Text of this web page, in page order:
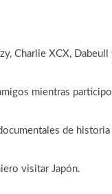
Charlie XCX,
mientras
de
visitar Japón.